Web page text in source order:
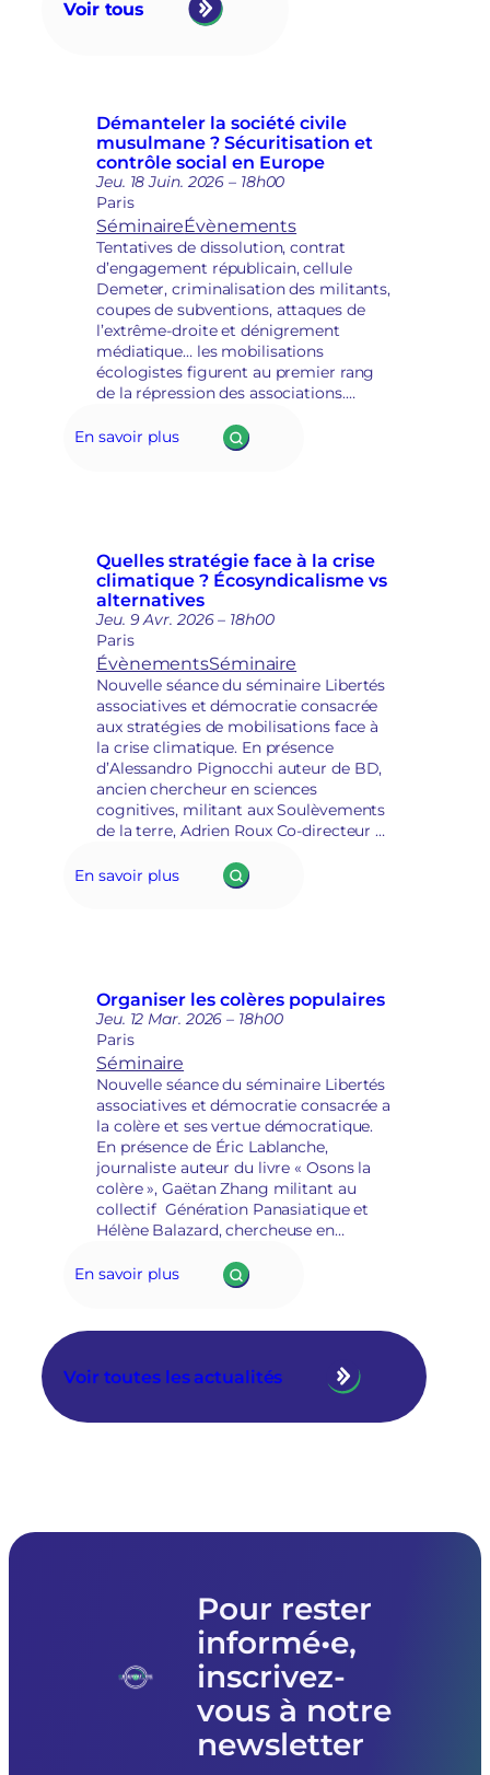
o
n
à
l
d
é
p
o
l
i
t
i
s
t
s
p
o
i
s
d
é
m
o
c
r
a
t
q
r
e
p
r
s
e
e
n
m
a
i
n
s
c
i
r
Voir tous
Démanteler la société civile
musulmane ? Sécuritisation et
contrôle social en Europe
Jeu. 18 Juin. 2026 – 18h00
Paris
SéminaireÉvènements
Tentatives de dissolution, contrat
d’engagement républicain, cellule
Demeter, criminalisation des militants,
coupes de subventions, attaques de
l’extrême-droite et dénigrement
médiatique… les mobilisations
écologistes figurent au premier rang
de la répression des associations.
défavorable ? Quelles stratégies
déployer, non seulement face à la
En savoir plus
Quelles stratégie face à la crise
climatique ? Écosyndicalisme vs
alternatives
Jeu. 9 Avr. 2026 – 18h00
Paris
ÉvènementsSéminaire
Nouvelle séance du séminaire Libertés
associatives et démocratie consacrée
aux stratégies de mobilisations face à
la crise climatique. En présence
d’Alessandro Pignocchi auteur de BD,
ancien chercheur en sciences
cognitives, militant aux Soulèvements
de la terre, Adrien Roux Co-directeur de
Présidente de Locataires Ensemble.
En savoir plus
Organiser les colères populaires
Jeu. 12 Mar. 2026 – 18h00
Paris
Séminaire
Nouvelle séance du séminaire Libertés
associatives et démocratie consacrée a
la colère et ses vertue démocratique.
En présence de Éric Lablanche,
journaliste auteur du livre « Osons la
colère », Gaëtan Zhang militant au
collectif Génération Panasiatique et
Hélène Balazard, chercheuse en
de l’Institut Alinsky.
En savoir plus
Voir toutes les actualités
Pour rester
informé•e,
inscrivez-
vous à notre
newsletter